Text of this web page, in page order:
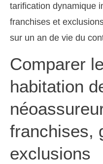
tarification dynamique
franchises et
sur un an de vie du
Comparer
habitation
franchises,
exclusions